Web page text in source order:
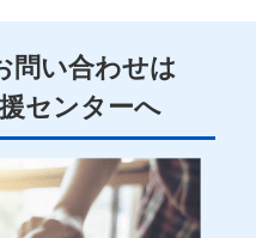
問い合わせは
センターへ